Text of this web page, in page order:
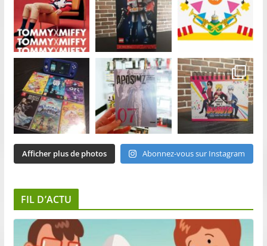
Afficher plus de photos Abonnez-vous sur Instagram
FIL D’ACTU